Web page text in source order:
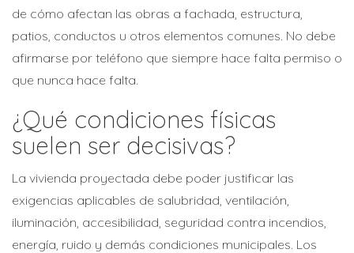
de cómo afectan las obras a fachada, estructura,
patios, conductos u otros elementos comunes. No debe
afirmarse por teléfono que siempre hace falta permiso o
que nunca hace falta.
¿Qué condiciones físicas
suelen ser decisivas?
La vivienda proyectada debe poder justificar las
exigencias aplicables de salubridad, ventilación,
iluminación, accesibilidad, seguridad contra incendios,
energía, ruido y demás condiciones municipales. Los